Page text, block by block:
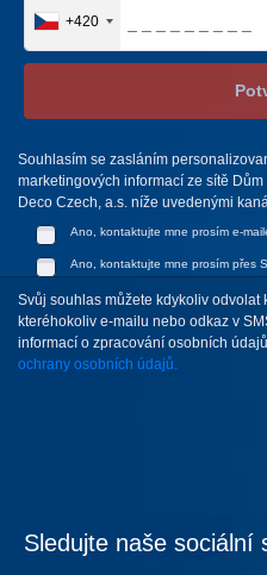
+420
Souhlasím se zasláním
marketingových informací ze sítě
Deco Czech, a.s. níže uvedenými
Ano, kontaktujte mne prosím e-
Ano, kontaktujte mne prosím přes
Svůj souhlas můžete kdykoliv
kteréhokoliv e-mailu nebo odkaz v
informací o zpracování osobních
ochrany osobních údajů.
Sledujte naše sociální